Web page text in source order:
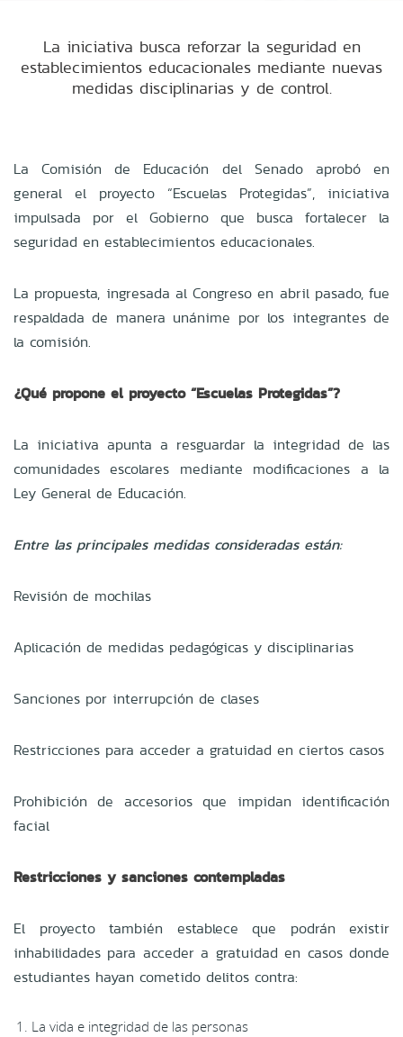
La iniciativa busca reforzar la seguridad en
establecimientos educacionales mediante nuevas
medidas disciplinarias y de control.
La Comisión de Educación del Senado aprobó en
general el proyecto “Escuelas Protegidas”, iniciativa
impulsada por el Gobierno que busca fortalecer la
seguridad en establecimientos educacionales.
La propuesta, ingresada al Congreso en abril pasado, fue
respaldada de manera unánime por los integrantes de
la comisión.
¿Qué propone el proyecto “Escuelas Protegidas”?
La iniciativa apunta a resguardar la integridad de las
comunidades escolares mediante modificaciones a la
Ley General de Educación.
Entre las principales medidas consideradas están:
Revisión de mochilas
Aplicación de medidas pedagógicas y disciplinarias
Sanciones por interrupción de clases
Restricciones para acceder a gratuidad en ciertos casos
Prohibición de accesorios que impidan identificación
facial
Restricciones y sanciones contempladas
El proyecto también establece que podrán existir
inhabilidades para acceder a gratuidad en casos donde
estudiantes hayan cometido delitos contra:
La vida e integridad de las personas